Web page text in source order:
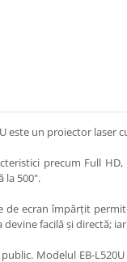
este un proiector
precum Full
la 500".
ecran împărţit
devine facilă și directă;
Modelul EB-